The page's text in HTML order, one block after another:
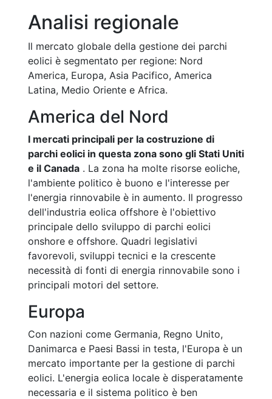
Analisi regionale
Il mercato globale della gestione dei parchi
eolici è segmentato per regione: Nord
America, Europa, Asia Pacifico, America
Latina, Medio Oriente e Africa.
America del Nord
I mercati principali per la costruzione di
parchi eolici in questa zona sono gli Stati Uniti
e il Canada . La zona ha molte risorse eoliche,
l'ambiente politico è buono e l'interesse per
l'energia rinnovabile è in aumento. Il progresso
dell'industria eolica offshore è l'obiettivo
principale dello sviluppo di parchi eolici
onshore e offshore. Quadri legislativi
favorevoli, sviluppi tecnici e la crescente
necessità di fonti di energia rinnovabile sono i
principali motori del settore.
Europa
Con nazioni come Germania, Regno Unito,
Danimarca e Paesi Bassi in testa, l'Europa è un
mercato importante per la gestione di parchi
eolici. L'energia eolica locale è disperatamente
necessaria e il sistema politico è ben